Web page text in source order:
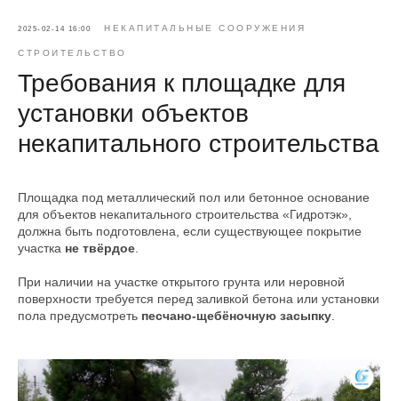
2025-02-14 16:00 НЕКАПИТАЛЬНЫЕ СООРУЖЕНИЯ
СТРОИТЕЛЬСТВО
Требования к площадке для
установки объектов
некапитального строительства
Площадка под металлический пол или бетонное основание
для объектов некапитального строительства «Гидротэк»,
должна быть подготовлена, если существующее покрытие
участка не твёрдое
При наличии на участке открытого грунта или неровной
поверхности требуется перед заливкой бетона или установки
пола предусмотреть песчано-щебёночную засыпку